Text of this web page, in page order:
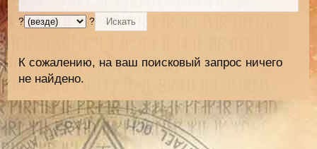
? ?
К сожалению, на ваш поисковый запрос ничего
не найдено.